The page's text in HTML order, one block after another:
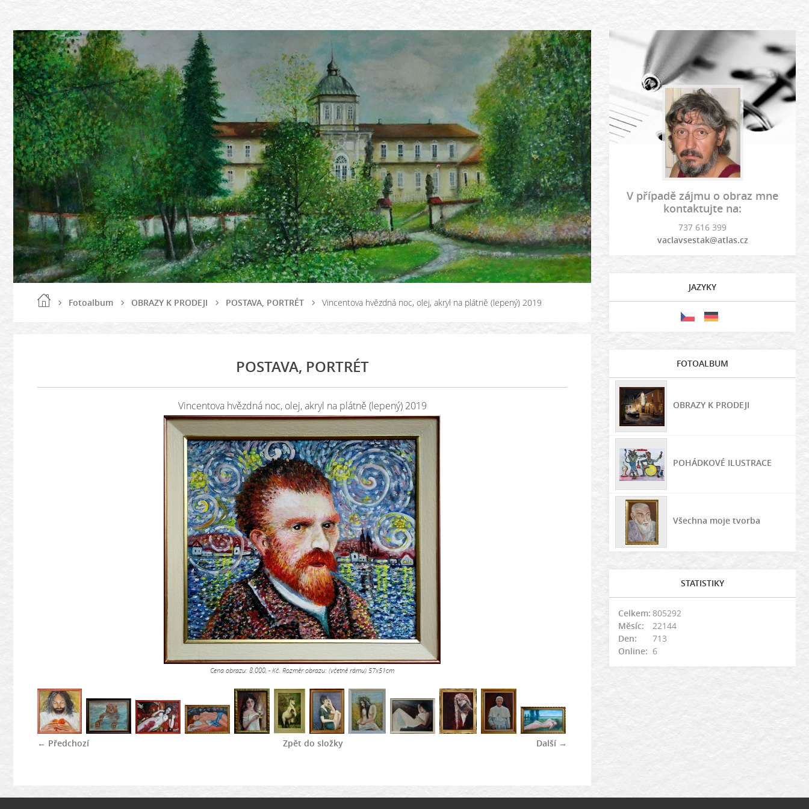
Fotoalbum OBRAZY K PRODEJI POSTAVA, PORTRÉT Vincentova hvězdná noc, olej, akryl na plátně (lepený) 2019
POSTAVA, PORTRÉT
Vincentova hvězdná noc, olej, akryl na plátně (lepený) 2019
Cena obrazu: 8.000, - Kč. Rozměr obrazu: (včetně rámu) 57x51cm
← Předchozí Další →
Zpět do složky
V případě zájmu o obraz mne
kontaktujte na:
737 616 399
vaclavsestak@atlas.cz
JAZYKY
FOTOALBUM
OBRAZY K PRODEJI
POHÁDKOVÉ ILUSTRACE
Všechna moje tvorba
STATISTIKY
Online: 6
Celkem: 805292
Měsíc:
22144
Den:
713